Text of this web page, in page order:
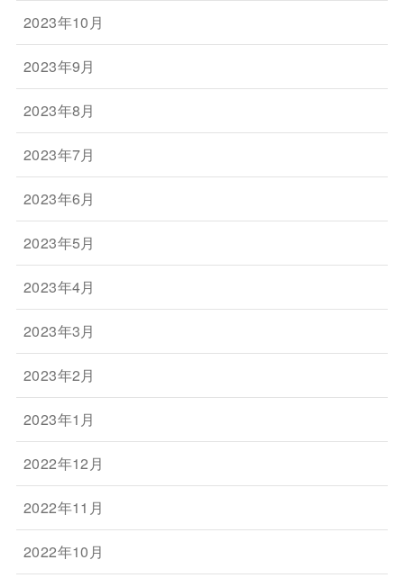
2023年10月
2023年9月
2023年8月
2023年7月
2023年6月
2023年5月
2023年4月
2023年3月
2023年2月
2023年1月
2022年12月
2022年11月
2022年10月